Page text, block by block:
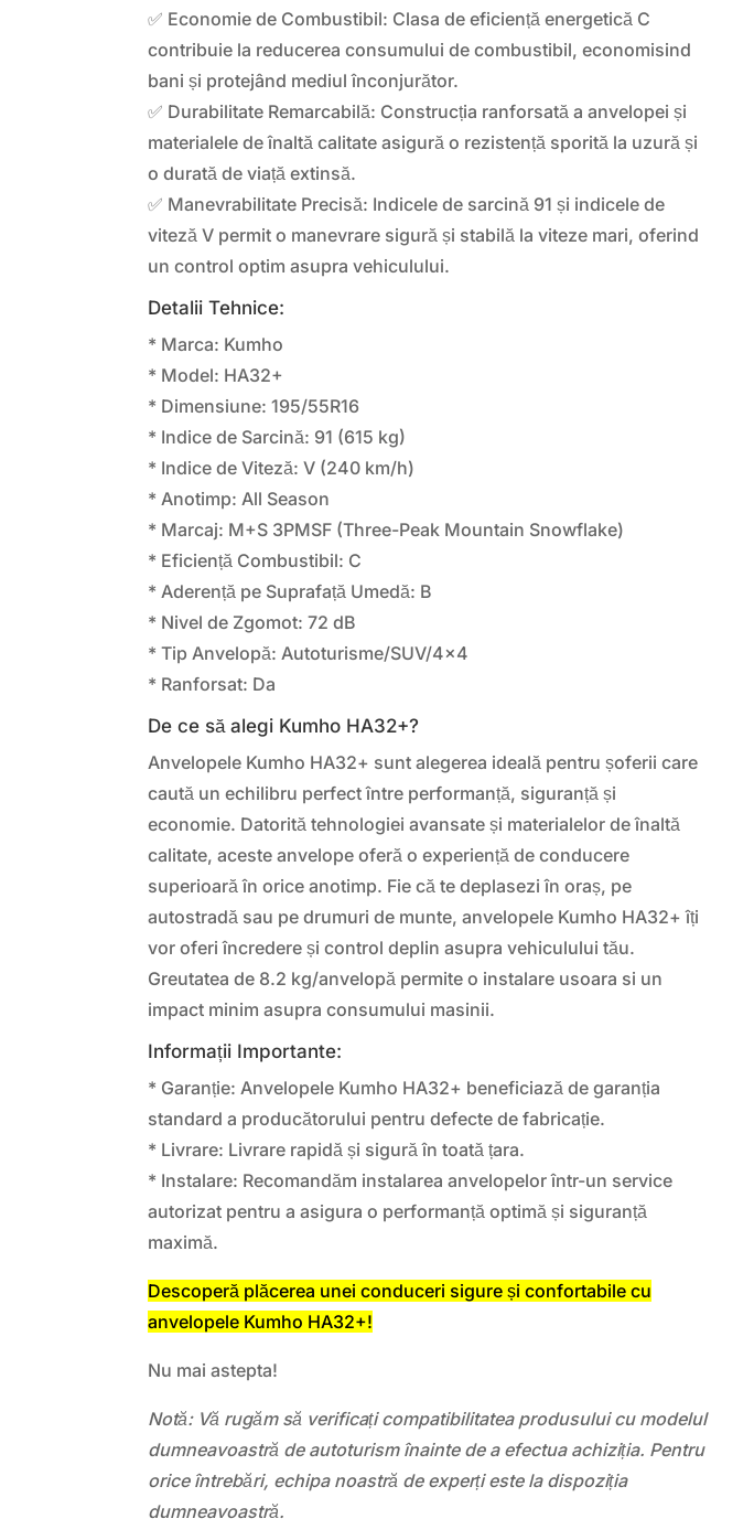
✅ Economie de Combustibil: Clasa de eficiență energetică C
contribuie la reducerea consumului de combustibil, economisind
bani și protejând mediul înconjurător.
✅ Durabilitate Remarcabilă: Construcția ranforsată a anvelopei și
materialele de înaltă calitate asigură o rezistență sporită la uzură și
o durată de viață extinsă.
✅ Manevrabilitate Precisă: Indicele de sarcină 91 și indicele de
viteză V permit o manevrare sigură și stabilă la viteze mari, oferind
un control optim asupra vehiculului.
Detalii Tehnice:
* Marca: Kumho
* Model: HA32+
* Dimensiune: 195/55R16
* Indice de Sarcină: 91 (615 kg)
* Indice de Viteză: V (240 km/h)
* Anotimp: All Season
* Marcaj: M+S 3PMSF (Three-Peak Mountain Snowflake)
* Eficiență Combustibil: C
* Aderență pe Suprafață Umedă: B
* Nivel de Zgomot: 72 dB
* Tip Anvelopă: Autoturisme/SUV/4×4
* Ranforsat: Da
De ce să alegi Kumho HA32+?
Anvelopele Kumho HA32+ sunt alegerea ideală pentru șoferii care
caută un echilibru perfect între performanță, siguranță și
economie. Datorită tehnologiei avansate și materialelor de înaltă
calitate, aceste anvelope oferă o experiență de conducere
superioară în orice anotimp. Fie că te deplasezi în oraș, pe
autostradă sau pe drumuri de munte, anvelopele Kumho HA32+ îți
vor oferi încredere și control deplin asupra vehiculului tău.
Greutatea de 8.2 kg/anvelopă permite o instalare usoara si un
impact minim asupra consumului masinii.
Informații Importante:
* Garanție: Anvelopele Kumho HA32+ beneficiază de garanția
standard a producătorului pentru defecte de fabricație.
* Livrare: Livrare rapidă și sigură în toată țara.
* Instalare: Recomandăm instalarea anvelopelor într-un service
autorizat pentru a asigura o performanță optimă și siguranță
maximă.
Descoperă plăcerea unei conduceri sigure și confortabile cu
anvelopele Kumho HA32+!
Nu mai astepta!
Notă: Vă rugăm să verificați compatibilitatea produsului cu modelul
dumneavoastră de autoturism înainte de a efectua achiziția. Pentru
orice întrebări, echipa noastră de experți este la dispoziția
dumneavoastră.